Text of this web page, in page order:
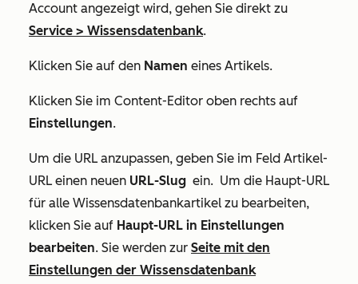
Account angezeigt wird, gehen Sie direkt zu
Service > Wissensdatenbank.
Klicken Sie auf den Namen eines Artikels.
Klicken Sie im Content-Editor oben rechts auf
Einstellungen.
Um die URL anzupassen, geben Sie im Feld Artikel-
URL einen neuen URL-Slug ein. Um die Haupt-URL
für alle Wissensdatenbankartikel zu bearbeiten,
klicken Sie auf Haupt-URL in Einstellungen
bearbeiten. Sie werden zur Seite mit den
Einstellungen der Wissensdatenbank